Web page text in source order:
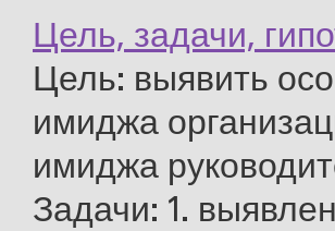
Цель, задачи,
Цель: выявить
имиджа
имиджа
Задачи: 1.